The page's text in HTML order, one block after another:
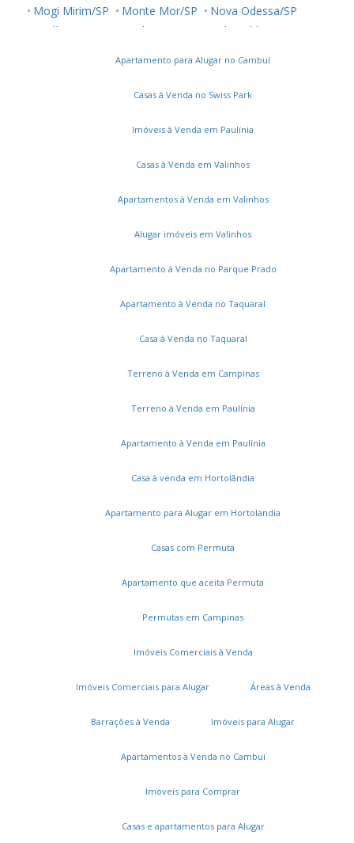
Mogi Mirim/SP
Monte Mor/SP
Nova Odessa/SP
Paulínia/SP
Piracicaba/SP
Poços de Caldas/MG
Apartamento para Alugar no Cambuí
Casas à Venda no Swiss Park
Imóveis à Venda em Paulínia
Casas à Venda em Valinhos
Apartamentos à Venda em Valinhos
Alugar imóveis em Valinhos
Apartamento à Venda no Parque Prado
Apartamento à Venda no Taquaral
Casa à Venda no Taquaral
Terreno à Venda em Campinas
Terreno à Venda em Paulínia
Apartamento à Venda em Paulínia
Casa à venda em Hortolândia
Apartamento para Alugar em Hortolandia
Casas com Permuta
Apartamento que aceita Permuta
Permutas em Campinas
Imóveis Comerciais à Venda
Imóveis Comerciais para Alugar Áreas à Venda
Barrações à Venda Imóveis para Alugar
Apartamentos à Venda no Cambuí
Imóveis para Comprar
Casas e apartamentos para Alugar
Serviços
Cadastros e Propostas
Encomende seu imóvel